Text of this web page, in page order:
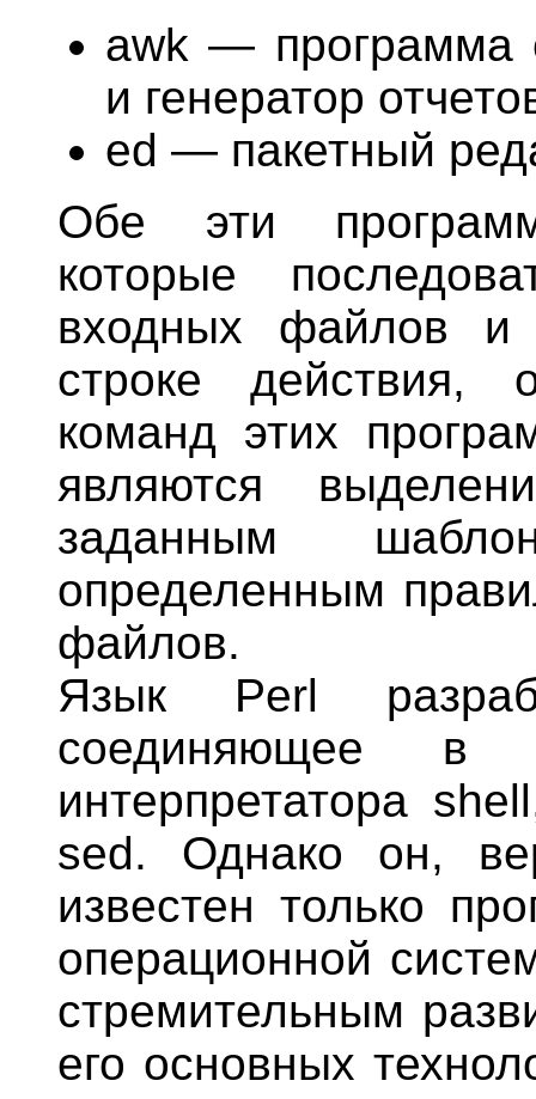
awk — программа
и генератор
ed — пакетный
Обе эти
которые
входных файлов и
строке действия,
команд этих
являются
заданным
определенным
файлов.
Язык Perl
соединяющее в
интерпретатора
sed. Однако он,
известен только
операционной
стремительным
его основных